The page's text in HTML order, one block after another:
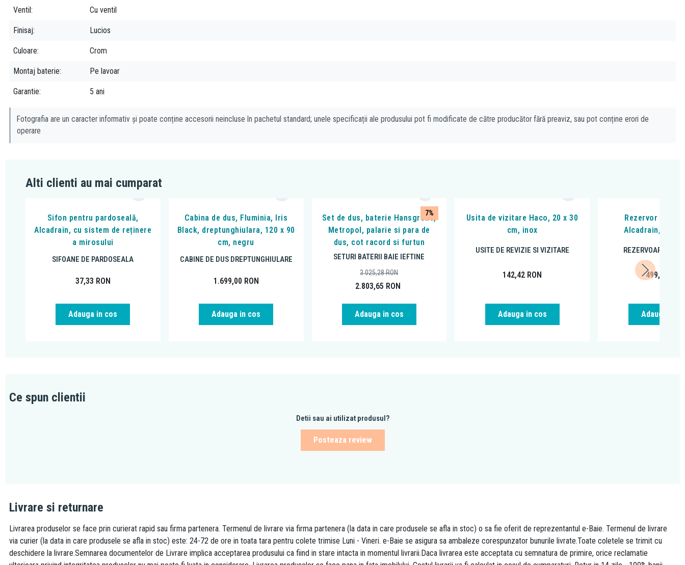
Ventil Cu ventil
Finisaj Lucios
Culoare Crom
Montaj baterie Pe lavoar
Garantie 5 ani
Fotografia are un caracter informativ și poate conține accesorii neincluse în pachetul standard; unele specificații ale produsului pot fi modificate de către producător fără preaviz, sau pot conține erori de
operare
Alti clienti au mai cumparat
Sifon pentru pardoseală,
Alcadrain, cu sistem de reținere
a mirosului
SIFOANE DE PARDOSEALA
37,33 RON
Adauga in cos
Cabina de dus, Fluminia, Iris
Black, dreptunghiulara, 120 x 90
cm, negru
CABINE DE DUS DREPTUNGHIULARE
1.699,00 RON
Adauga in cos
7%
Set de dus, baterie Hansgrohe,
Metropol, palarie si para de
dus, cot racord si furtun
SETURI BATERII BAIE IEFTINE
2.803,65 RON
3.025,28RON
Adauga in cos
Usita de vizitare Haco, 20 x 30
cm, inox
USITE DE REVIZIE SI VIZITARE
142,42 RON
Adauga in cos
Rezervor wc
Alcadrain,
REZERVOARE
499,00
Adauga in
Ce spun clientii
Detii sau ai utilizat produsul?
Posteaza review
Livrare si returnare
Livrarea produselor se face prin curierat rapid sau firma partenera. Termenul de livrare via firma partenera (la data in care produsele se afla in stoc) o sa fie oferit de reprezentantul e-Baie. Termenul de livrare
via curier (la data in care produsele se afla in stoc) este: 24-72 de ore in toata tara pentru colete trimise Luni - Vineri. e-Baie se asigura sa ambaleze corespunzator bunurile livrate.Toate coletele se trimit cu
deschidere la livrare.Semnarea documentelor de Livrare implica acceptarea produsului ca fiind in stare intacta in momentul livrarii.Daca livrarea este acceptata cu semnatura de primire, orice reclamatie